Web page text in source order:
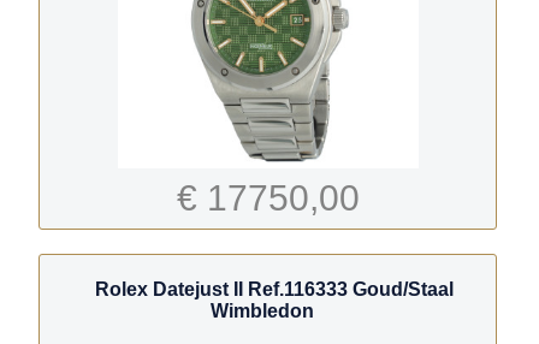
€ 17750,00
Rolex Datejust II Ref.116333 Goud/Staal
Wimbledon